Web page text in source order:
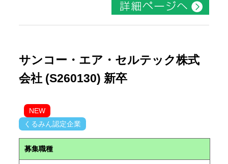
サンコー・エア・セルテック株式
会社 (S260130) 新卒
NEW
くるみん認定企業
募集職種